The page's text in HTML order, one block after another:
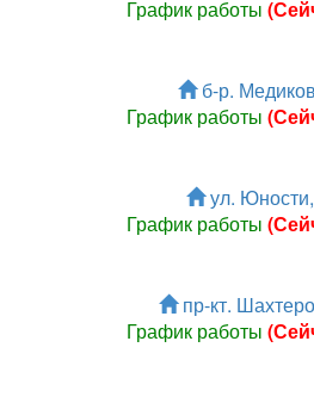
График работы
б-р.
График работы
ул.
График работы
пр-кт.
График работы